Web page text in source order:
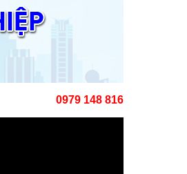
0979 148 816